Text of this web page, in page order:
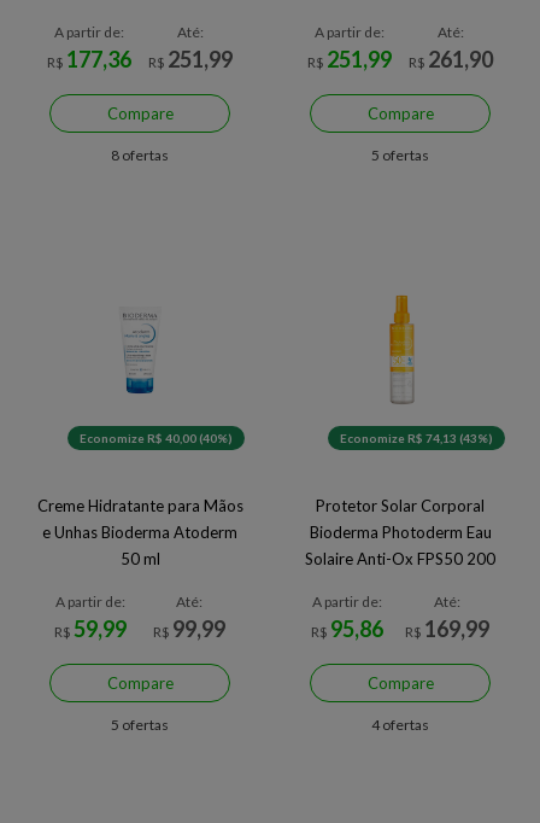
A partir de:
R$ 177,36
Até:
R$ 251,99
Compare
8 ofertas
A partir de:
R$ 251,99
Até:
R$ 261,90
Compare
5 ofertas
Economize R$ 40,00 (40%)
Creme Hidratante para Mãos
e Unhas Bioderma Atoderm
50 ml
A partir de:
R$59,99
Até:
R$ 99,99
Compare
5 ofertas
Economize R$ 74,13 (43%)
Protetor Solar Corporal
Bioderma Photoderm Eau
Solaire Anti-Ox FPS50 200
A partir de:
R$ 95,86
Até:
R$ 169,99
Compare
4 ofertas